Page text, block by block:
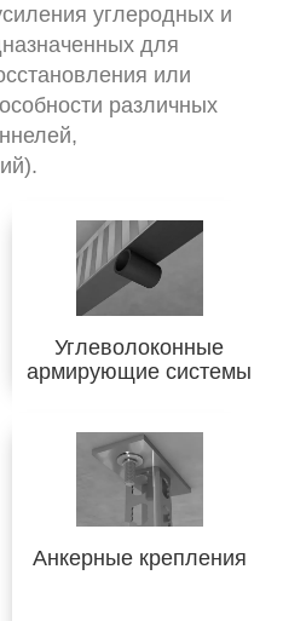
углеродных и
для
или
различных
Углеволоконные
армирующие системы
Анкерные крепления